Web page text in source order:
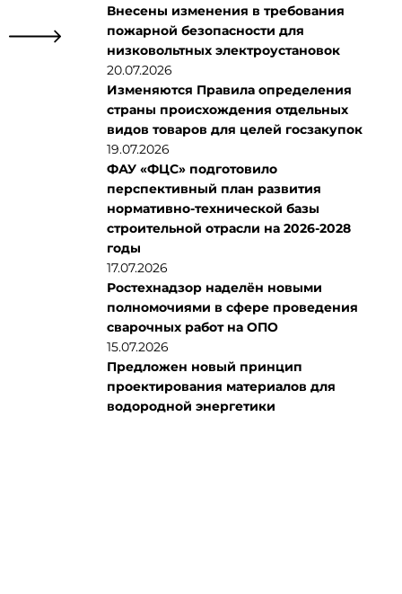
Внесены изменения в требования
пожарной безопасности для
низковольтных электроустановок
20.07.2026
Изменяются Правила определения
страны происхождения отдельных
видов товаров для целей госзакупок
19.07.2026
ФАУ «ФЦС» подготовило
перспективный план развития
нормативно-технической базы
строительной отрасли на 2026-2028
годы
17.07.2026
Ростехнадзор наделён новыми
полномочиями в сфере проведения
сварочных работ на ОПО
15.07.2026
Предложен новый принцип
проектирования материалов для
водородной энергетики